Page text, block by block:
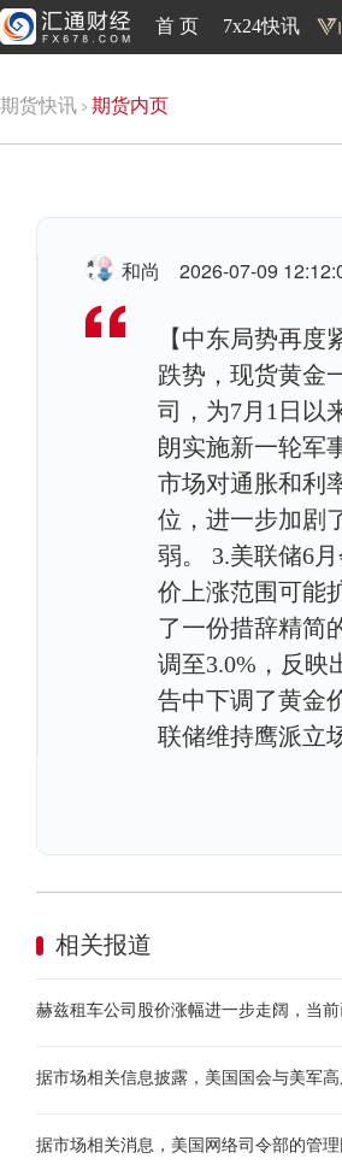
首 页 7x24快讯
期货快讯 期货内页
和尚 2026-07-09
【中东局势再
跌势，现货黄金
司，为7月1日以
朗实施新一轮军
市场对通胀和利
位，进一步加剧
弱。 3.美联储6
价上涨范围可能
了一份措辞精简
调至3.0%，反映
告中下调了黄金
联储维持鹰派立
相关报道
赫兹租车公司股价涨幅进一步走阔，当
据市场相关消息，美国网络司令部的管